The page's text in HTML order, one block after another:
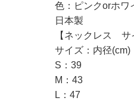
色：ピンクorホワ
日本製
【ネックレス サ
サイズ：内径(cm)
S：39
M：43
L：47